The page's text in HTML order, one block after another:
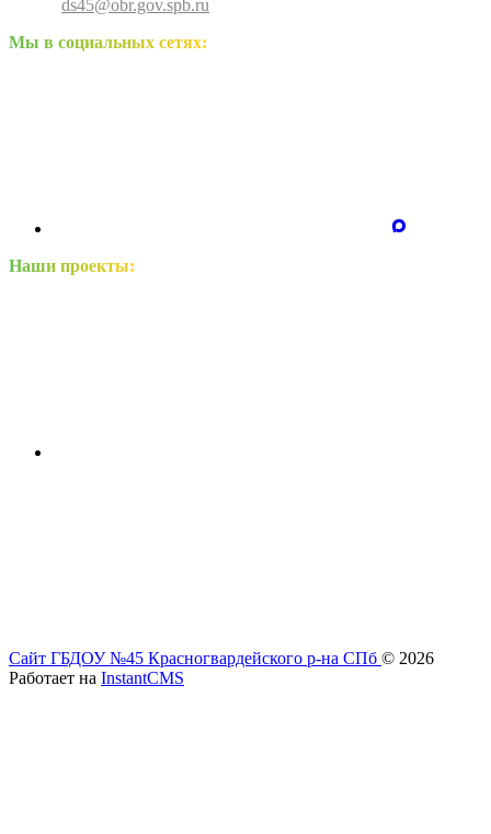
ds45@obr.gov.spb.ru
Мы в социальных сетях:
Наши проекты:
Сайт ГБДОУ №45 Красногвардейского р-на СПб © 2026
Работает на InstantCMS